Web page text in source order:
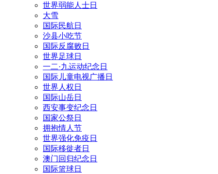
世界弱能人士日
大雪
国际民航日
沙县小吃节
国际反腐败日
世界足球日
一二·九运动纪念日
国际儿童电视广播日
世界人权日
国际山岳日
西安事变纪念日
国家公祭日
拥抱情人节
世界强化免疫日
国际移徙者日
澳门回归纪念日
国际篮球日